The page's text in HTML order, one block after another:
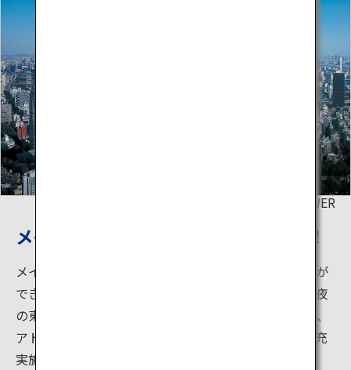
©TOKYO TOWER
メインデッキから、東京の風景を一望！
メインデッキは東京の街並みを立体的に感じ取ることが
できるビュースポット。天気の良い日中はもちろん、夜
の東京の街並みも見ごたえ十分！タワー内には他にも、
アトラクション、カフェ、ショップなど、たくさんの充
実施設がそろっています。